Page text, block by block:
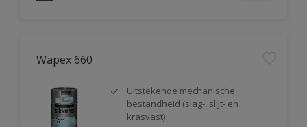
Wapex 660
Uitstekende mechanische
bestandheid (slag-, slijt- en
krasvast)